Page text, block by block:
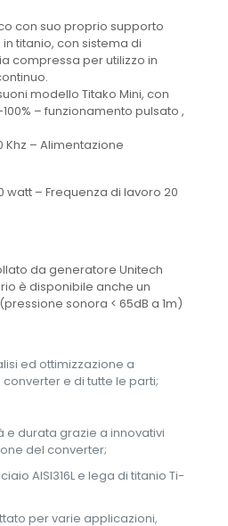
con suo proprio supporto
titanio, con sistema di
compressa per utilizzo in
modello Titako Mini, con
– funzionamento pulsato ,
Khz – Alimentazione
watt – Frequenza di lavoro 20
da generatore Unitech
è disponibile anche un
sonora < 65dB a 1m)
ed ottimizzazione a
e di tutte le parti;
e durata grazie a innovativi
del converter;
AISI316L e lega di titanio Ti-
per varie applicazioni,